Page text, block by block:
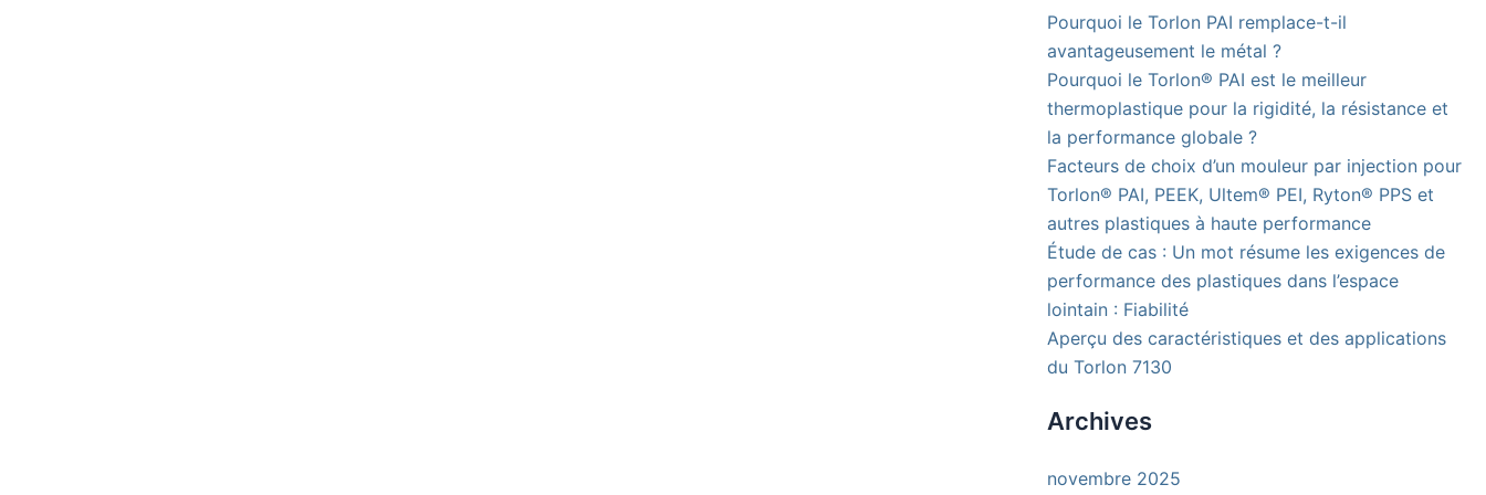
Pourquoi le Torlon PAI remplace-t-il
avantageusement le métal ?
Pourquoi le Torlon® PAI est le meilleur
thermoplastique pour la rigidité, la résistance et
la performance globale ?
Facteurs de choix d’un mouleur par injection pour
Torlon® PAI, PEEK, Ultem® PEI, Ryton® PPS et
autres plastiques à haute performance
Étude de cas : Un mot résume les exigences de
performance des plastiques dans l’espace
lointain : Fiabilité
Aperçu des caractéristiques et des applications
du Torlon 7130
Archives
novembre 2025